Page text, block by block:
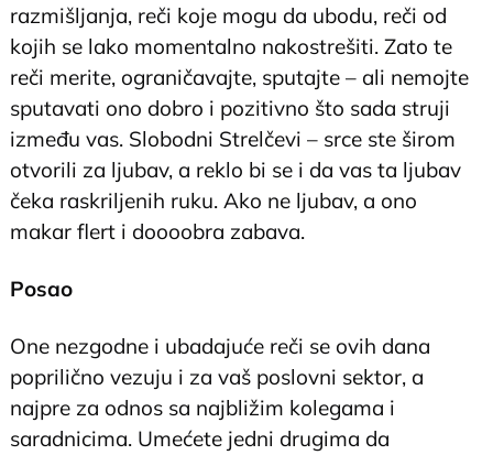
razmišljanja, reči koje mogu da ubodu, reči od
kojih se lako momentalno nakostrešiti. Zato te
reči merite, ograničavajte, sputajte – ali nemojte
sputavati ono dobro i pozitivno što sada struji
između vas. Slobodni Strelčevi – srce ste širom
otvorili za ljubav, a reklo bi se i da vas ta ljubav
čeka raskriljenih ruku. Ako ne ljubav, a ono
makar flert i doooobra zabava.
Posao
One nezgodne i ubadajuće reči se ovih dana
poprilično vezuju i za vaš poslovni sektor, a
najpre za odnos sa najbližim kolegama i
saradnicima. Umećete jedni drugima da